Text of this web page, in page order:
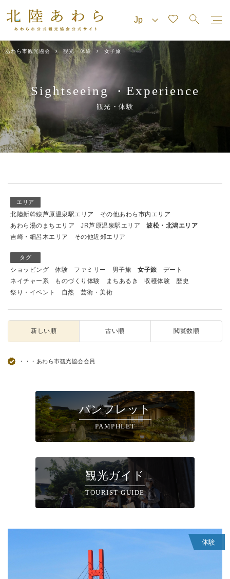
あわら市観光協会 観光・体験 女子旅
Sightseeing・ Experience
観光・体験
エリア
北陸新幹線芦原温泉駅エリア
その他あわら市内エリア
あわら湯のまちエリア
JR芦原温泉駅エリア
波松・北潟エリア
吉崎・細呂木エリア
その他近郊エリア
タグ
ショッピング 体験 ファミリー 男子旅 女子旅
デート
ネイチャー系
ものづくり体験 まちあるき 収穫体験
歴史
祭り・イベント
自然 芸術・美術
新しい順 古い順 閲覧数順
・・・あわら市観光協会会員
パンフレット
PAMPHLET
観光ガイド
TOURIST-GUIDE
体験